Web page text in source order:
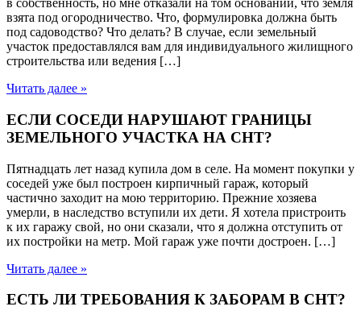
в собственность, но мне отказали на том основании, что земля
взята под огородничество. Что, формулировка должна быть
под садоводство? Что делать? В случае, если земельный
участок предоставлялся вам для индивидуального жилищного
строительства или ведения […]
Читать далее »
ЕСЛИ СОСЕДИ НАРУШАЮТ ГРАНИЦЫ
ЗЕМЕЛЬНОГО УЧАСТКА НА СНТ?
Пятнадцать лет назад купила дом в селе. На момент покупки у
соседей уже был построен кирпичный гараж, который
частично заходит на мою территорию. Прежние хозяева
умерли, в наследство вступили их дети. Я хотела пристроить
к их гаражу свой, но они сказали, что я должна отступить от
их постройки на метр. Мой гараж уже почти достроен. […]
Читать далее »
ЕСТЬ ЛИ ТРЕБОВАНИЯ К ЗАБОРАМ В СНТ?